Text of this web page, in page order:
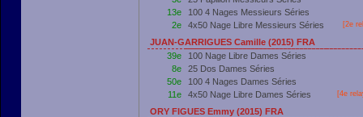
13e
100 4 Nages Messieurs Séries
2e
4x50 Nage Libre Messieurs Séries [2e
JUAN-GARRIGUES Camille (2015) FRA
39e
100 Nage Libre Dames Séries
8e
25 Dos Dames Séries
50e
100 4 Nages Dames Séries
11e
4x50 Nage Libre Dames Séries [4e
ORY FIGUES Emmy (2015) FRA